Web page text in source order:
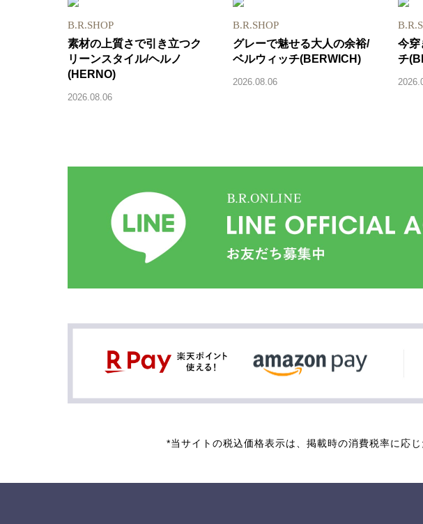
B.R.SHOP
素材の上質さで引き立つク
リーンスタイル/ヘルノ
(HERNO)
2026.08.06
B.R.SHOP
グレーで魅せる大人の余裕/
ベルウィッチ(BERWICH)
2026.08.06
今穿
チ
*当サイトの税込価格表示は、掲載時の消費税率に応